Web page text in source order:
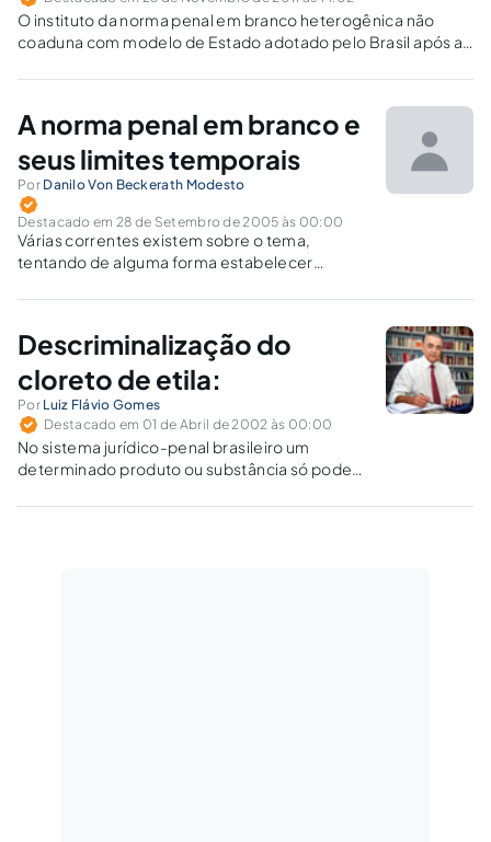
O instituto da norma penal em branco heterogênica não
coaduna com modelo de Estado adotado pelo Brasil após a
um instrumento apto a driblar o processo democrático de
A norma penal em branco e
seus limites temporais
Por Danilo Von Beckerath Modesto
Destacado em 28 de Setembro de 2005 às 00:00
Várias correntes existem sobre o tema,
tentando de alguma forma estabelecer
regras gerais de retroação a uma modalidade
Descriminalização do
cloreto de etila:
Por Luiz Flávio Gomes
Destacado em 01 de Abril de 2002 às 00:00
No sistema jurídico-penal brasileiro um
determinado produto ou substância só pode
pelo órgão público competente (hoje é a